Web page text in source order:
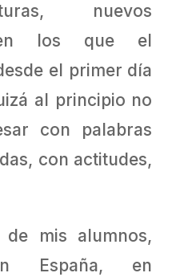
nuevos
en los que el
el primer día
al principio no
con palabras
con actitudes,
de mis alumnos,
España, en